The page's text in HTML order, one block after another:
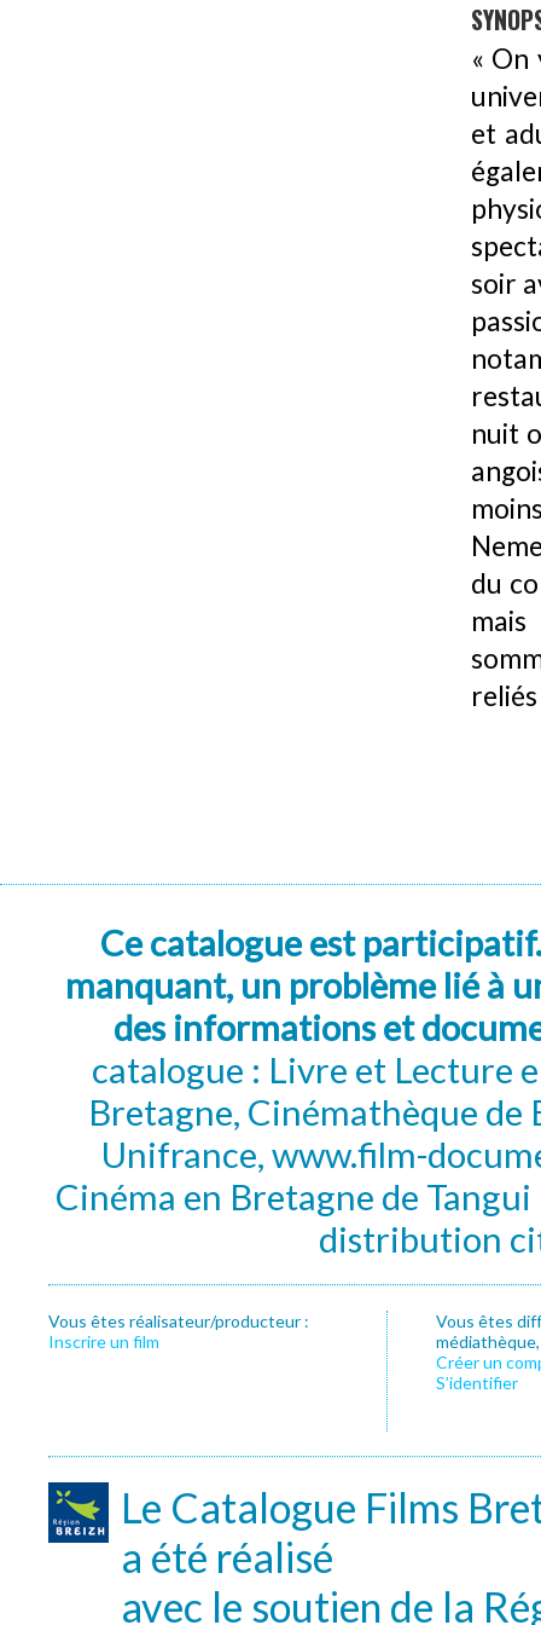
« On
et
soir
nuit
du
Ce catalogue est
manquant, un problème lié à
des informations et
catalogue : Livre et Lecture
Bretagne, Cinémathèque de
Unifrance, www.film-
Cinéma en Bretagne de
distribution
Vous êtes réalisateur/producteur :
Inscrire un film
Vous êtes
Créer un
S’identifier
Le Catalogue Films
a été réalisé
avec le soutien de la